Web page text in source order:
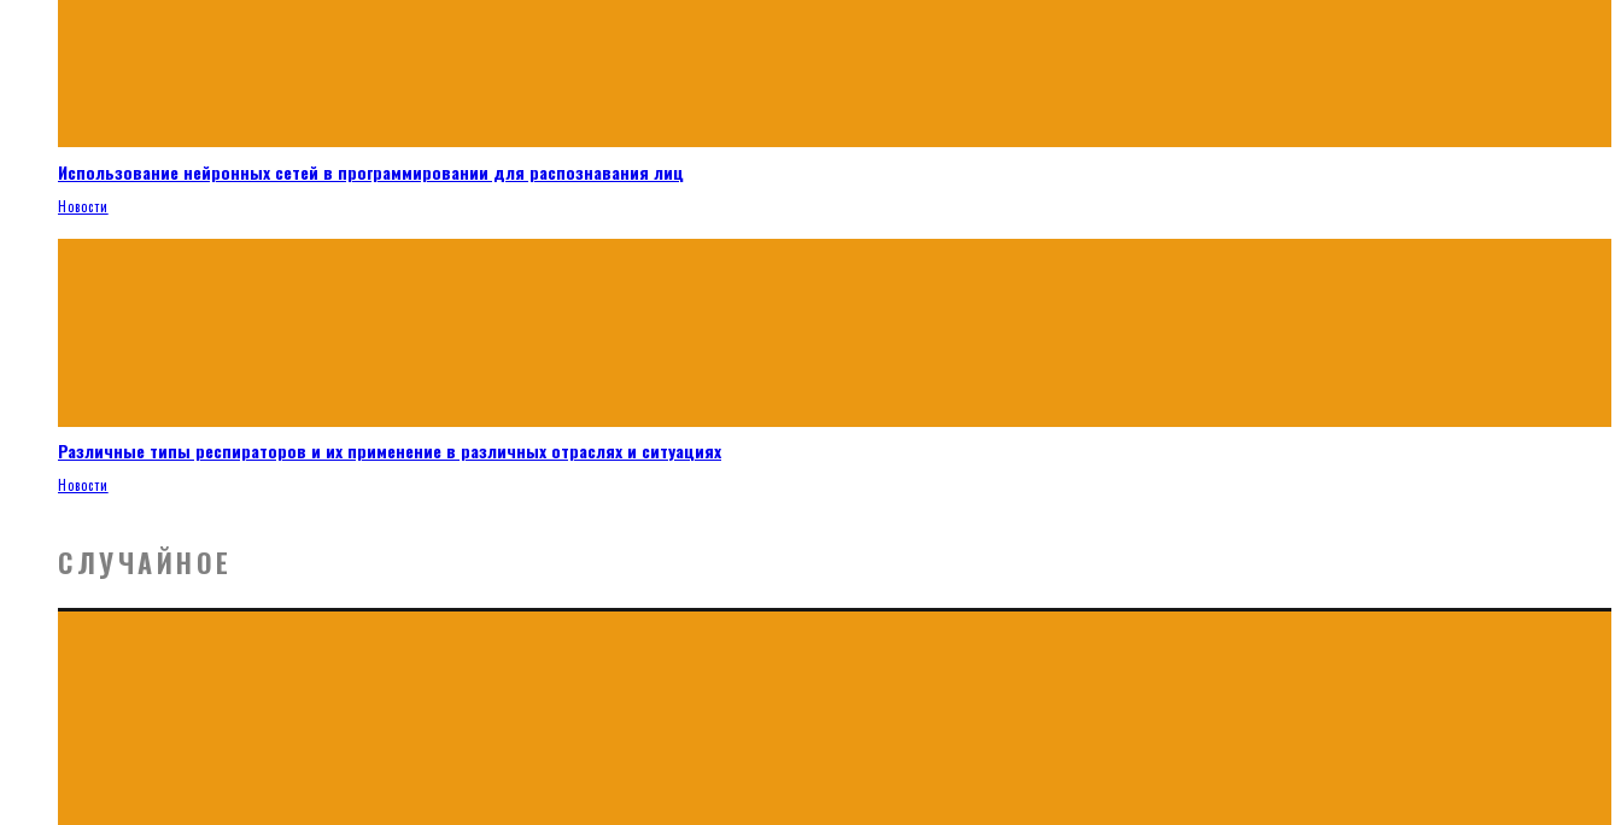
Использование нейронных сетей в программировании для распознавания лиц
Новости
Различные типы респираторов и их применение в различных отраслях и ситуациях
Новости
СЛУЧАЙНОЕ